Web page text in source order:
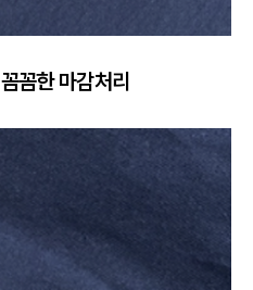
꼼한 마감처리